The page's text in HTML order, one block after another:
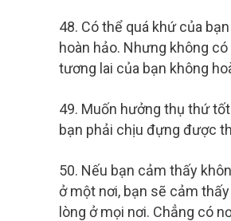
48. Có thể quá khứ của
hoàn hảo. Nhưng không có
tương lai của bạn không
49. Muốn hưởng thụ thứ
bạn phải chịu đựng được
50. Nếu bạn cảm thấy
ở một nơi, bạn sẽ cảm
lòng ở mọi nơi. Chẳng có